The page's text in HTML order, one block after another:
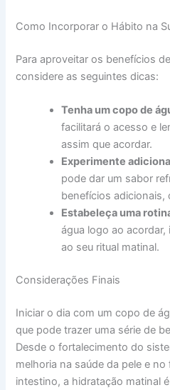
Como Incorporar o Hábito na
Para aproveitar os benefícios
considere as seguintes dicas:
Tenha um copo de
facilitará o acesso e
assim que acordar.
Experimente
pode dar um sabor
benefícios adicionais,
Estabeleça uma
água logo ao
ao seu ritual matinal.
Considerações Finais
Iniciar o dia com um copo de
que pode trazer uma série de
Desde o fortalecimento do
melhoria na saúde da pele e
intestino, a hidratação matinal